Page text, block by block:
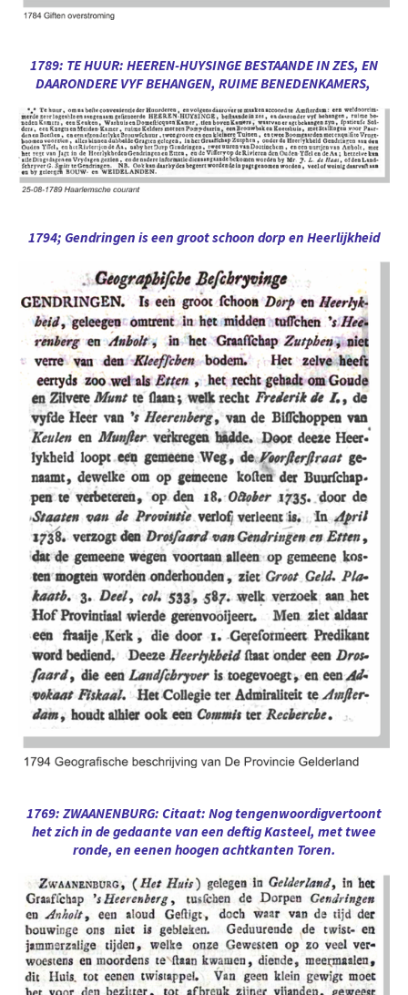
1789: TE HUUR: HEEREN-HUYSINGE BESTAANDE IN ZES, EN
DAARONDERE VYF BEHANGEN, RUIME BENEDENKAMERS,
1794; Gendringen is een groot schoon dorp en Heerlijkheid
1769: ZWAANENBURG: Citaat: Nog tengenwoordigvertoont
het zich in de gedaante van een deftig Kasteel, met twee
ronde, en eenen hoogen achtkanten Toren.